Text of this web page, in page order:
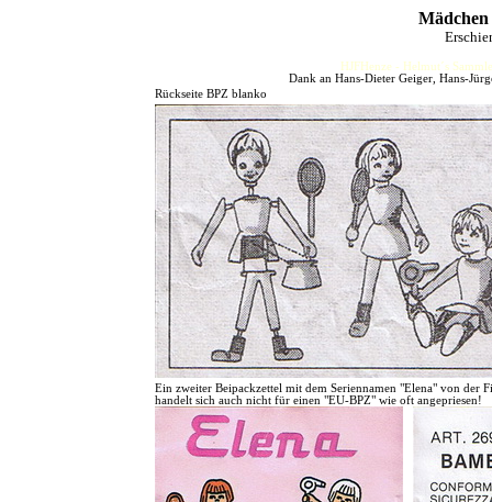
HJFHenze - Helmut´s
Dank an Hans-Dieter Geiger, Hans-
Rückseite BPZ blanko
Ein zweiter Beipackzettel mit dem Seriennamen "Elena" von der
handelt sich auch nicht für einen "EU-BPZ" wie oft angepriesen!